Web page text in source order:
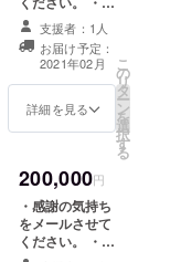
TSU-NA-GUオ
リジナルラグ
ビーボール型
キーホルダー ・
TSU-NA-GUオ
リジナルTシャツ
い。） ・店舗入
り口へ企業様名
（個人様名）を
一年間掲示しま
す。 （サイズ：
支援者：1人
お届け予定：
2021年02月
詳細を見る
こ
の
リ
タ
ー
ン
を
選
択
す
る
200,000円
・感謝の気持ち
をメールさせて
ください。 ・